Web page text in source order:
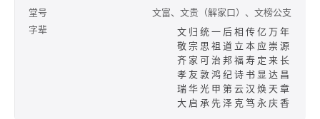
堂号
文富、文贵（解家口）、文榜公支
字辈
文归统一后相传亿万年
敬宗思祖道立本应崇源
齐家可治邦福寿定来长
孝友敦鸿纪诗书显达昌
瑞华光甲第云汉焕天章
大启承先泽克笃永庆香